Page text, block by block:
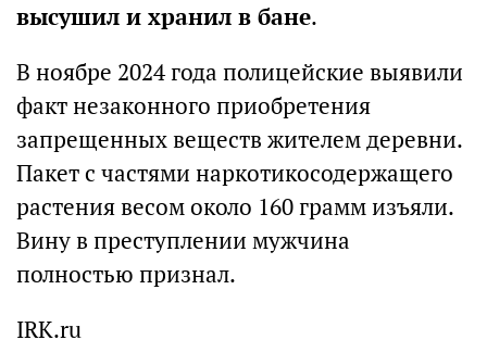
высушил и хранил в бане.
В ноябре 2024 года полицейские выявили
факт незаконного приобретения
запрещенных веществ жителем деревни.
Пакет с частями наркотикосодержащего
растения весом около 160 грамм изъяли.
Вину в преступлении мужчина
полностью признал.
IRK.ru